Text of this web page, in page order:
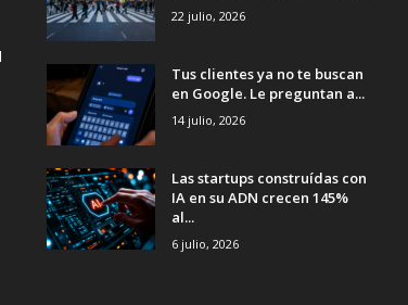
22 julio, 2026
Tus clientes ya no te buscan
en Google. Le preguntan a...
14 julio, 2026
Las startups construídas con
IA en su ADN crecen 145%
al...
6 julio, 2026